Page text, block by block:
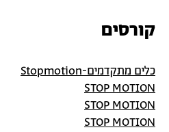
קורסים
כלים מתקדמים-Stopmotion
STOP MOTION
STOP MOTION
STOP MOTION